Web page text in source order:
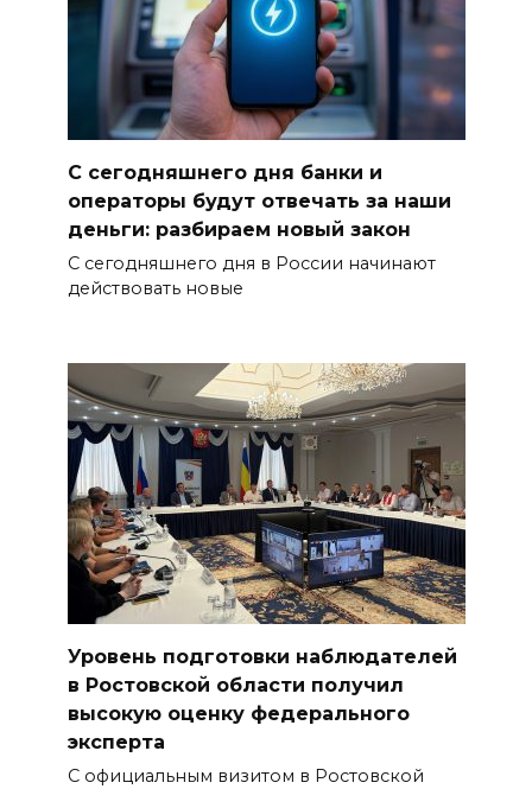
С сегодняшнего дня банки и
операторы будут отвечать за наши
деньги: разбираем новый закон
С сегодняшнего дня в России начинают
действовать новые
Уровень подготовки наблюдателей
в Ростовской области получил
высокую оценку федерального
эксперта
С официальным визитом в Ростовской